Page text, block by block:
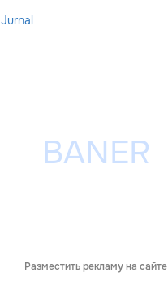
Jurnal
Разместить рекламу на сайте